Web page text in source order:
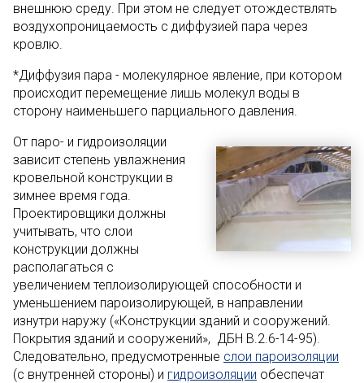
внешнюю среду. При этом не следует отождествлять
воздухопроницаемость с диффузией пара через
кровлю.
*Диффузия пара - молекулярное явление, при котором
происходит перемещение лишь молекул воды в
сторону наименьшего парциального давления.
От паро- и гидроизоляции
зависит степень увлажнения
кровельной конструкции в
зимнее время года.
Проектировщики должны
учитывать, что слои
конструкции должны
располагаться с
увеличением теплоизолирующей способности и
уменьшением пароизолирующей, в направлении
изнутри наружу («Конструкции зданий и сооружений.
Покрытия зданий и сооружений», ДБН В.2.6-14-95).
Следовательно, предусмотренные слои пароизоляции
(с внутренней стороны) и гидроизоляции обеспечат